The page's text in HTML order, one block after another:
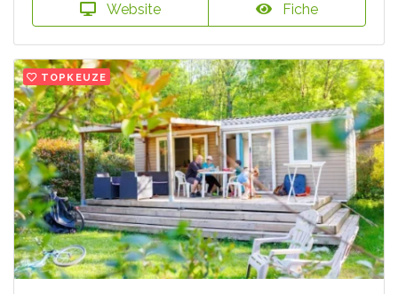
Website Fiche
TOPKEUZE